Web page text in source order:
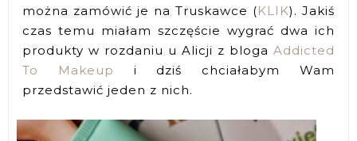
można zamówić je na Truskawce (KLIK). Jakiś
czas temu miałam szczęście wygrać dwa ich
produkty w rozdaniu u Alicji z bloga Addicted
To Makeup i dziś chciałabym Wam
przedstawić jeden z nich.